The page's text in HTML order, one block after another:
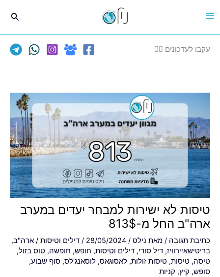
לתוכן
עקבו לעדכונים 👈🏽
טיסות לא ישירות למבחר יעדים במערב
ארה"ב החל מ-813$
כתיבת תגובה / מאת נילס /
28/05/2024
/ דילים וטיסות / ארה"ב,
בריטישאיירוויז, דיל סודי, דילים וטיסות, חופש, חופשה, טוס בזול,
טיסה, טיסות, טיסות זולות, לאסוגאס, לוסאנג'לס, סוף שבוע,
סופש, קיץ, קניות